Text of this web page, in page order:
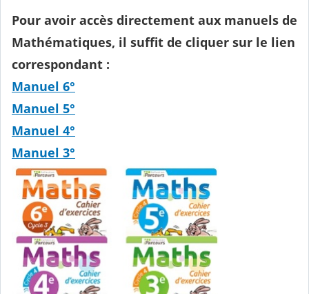
Pour avoir accès directement aux manuels de
Mathématiques, il suffit de cliquer sur le lien
correspondant :
Manuel 6°
Manuel 5°
Manuel 4°
Manuel 3°